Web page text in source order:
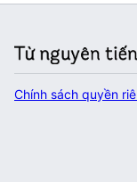
Chính sách quyền